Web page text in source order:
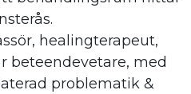
healingterapeut,
beteendevetare, med
problematik &